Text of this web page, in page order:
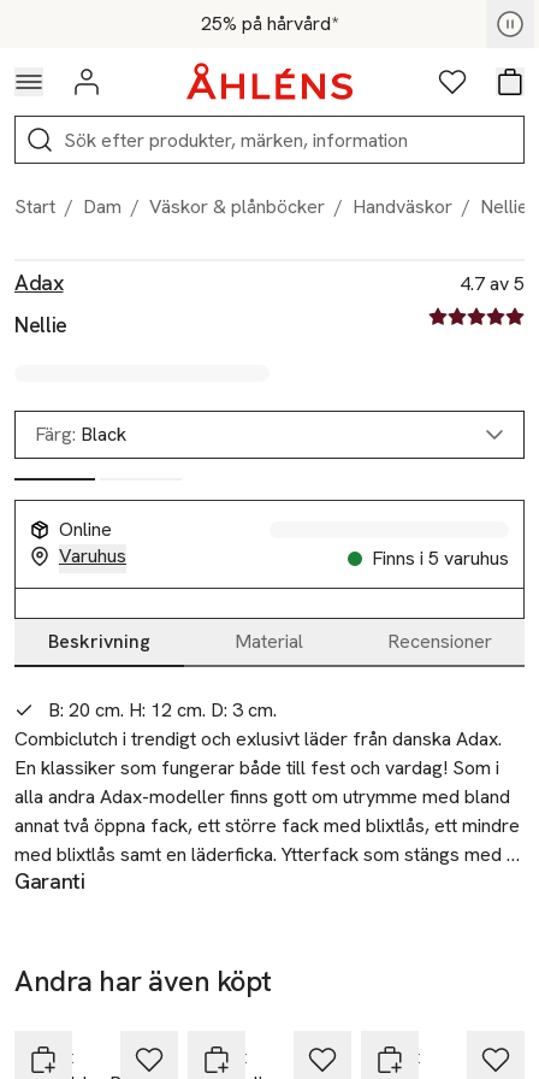
Hoppa till navigationsmenyn25% på hårvård*
För medlemmar - Shoppa nu
Logga in Favoriter
Sök
Start / Dam / Väskor & plånböcker / Handväskor / Nellie
Adax
Nellie
4.7 av 5
4.7 av fem
Färg: Black
Online
Varuhus
Finns i 5 varuhus
Beskrivning Material Recensioner
Beskrivning
B: 20 cm. H: 12 cm. D: 3 cm.
Combiclutch i trendigt och exlusivt läder från danska Adax.
En klassiker som fungerar både till fest och vardag! Som i
alla andra Adax-modeller finns gott om utrymme med bland
annat två öppna fack, ett större fack med blixtlås, ett mindre
med blixtlås samt en läderficka. Ytterfack som stängs med
blixtlås. Väskan kan bäras i den ställbara och avtagbara
Garanti
ADAX A/S
4000 Roskilde
Andra har även köpt
Adax
Adax
Adax